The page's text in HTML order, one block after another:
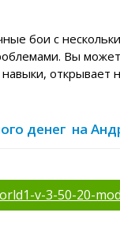
бои с
Вы
денег на
v-3-50-20-